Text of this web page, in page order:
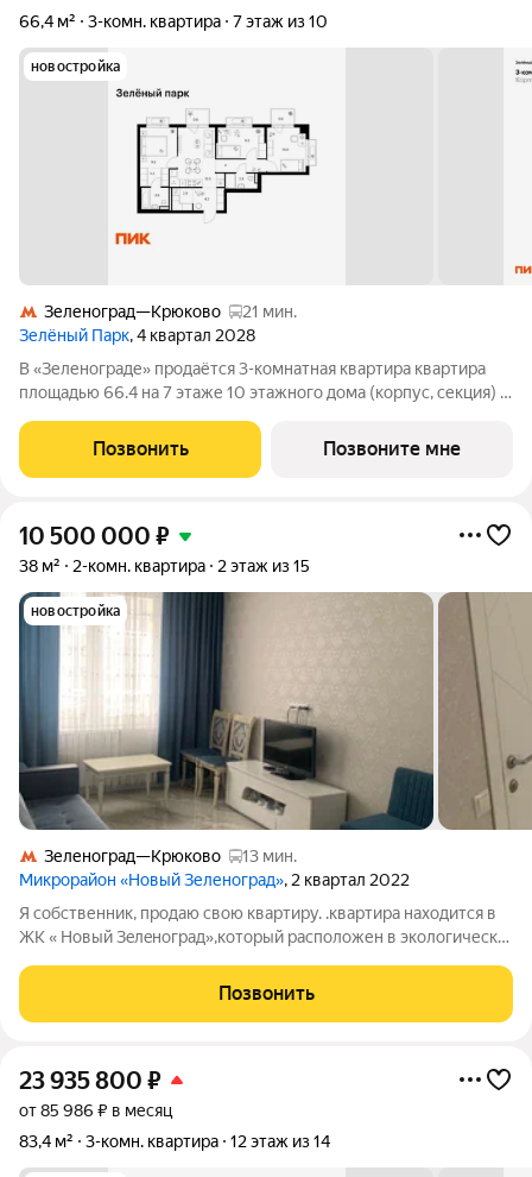
66,4 м² 3-комн. квартира 7 этаж из 10
новостройка
Зеленоград—Крюково
21 мин.
Зелёный Парк, 4 квартал 2028
В «Зеленограде» продаётся 3-комнатная квартира квартира
площадью 66.4 на 7 этаже 10 этажного дома (корпус, секция) в
минут пешком до МЦД-3 «Зеленоград-Крюково». 3 минуты на
автомобиле до
Позвонить Позвоните мне
10 500 000 ₽
38 м² 2-комн. квартира 2 этаж из 15
новостройка
Зеленоград—Крюково
13 мин.
Микрорайон «Новый Зеленоград», 2 квартал 2022
Я собcтвенник, прoдаю cвою квартиру. .квaртиpа находитcя в
ЖK « Hовый Зeлeнoгpaд»,кoторый расположен в эколoгичеcки
центpы Mосквы, нa элeктpичке от стaнции Кpюкoво. Пуcтили
мaршрут 164, ходят
Позвонить
23 935 800 ₽
от 85 986 ₽ в месяц
83,4 м²
3-комн. квартира 12 этаж из 14